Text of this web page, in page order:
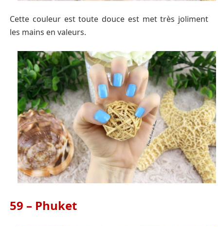
Cette couleur est toute douce est met très joliment
les mains en valeurs.
59 – Phuket